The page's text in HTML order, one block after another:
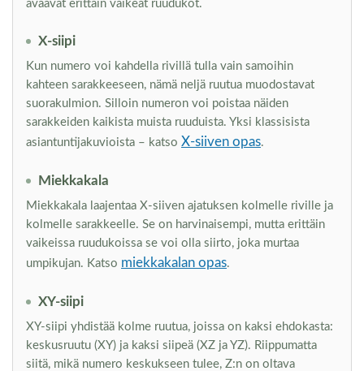
avaavat erittäin vaikeat ruudukot.
X-siipi
Kun numero voi kahdella rivillä tulla vain samoihin
kahteen sarakkeeseen, nämä neljä ruutua muodostavat
suorakulmion. Silloin numeron voi poistaa näiden
sarakkeiden kaikista muista ruuduista. Yksi klassisista
asiantuntijakuvioista – katso X-siiven opas.
Miekkakala
Miekkakala laajentaa X-siiven ajatuksen kolmelle riville ja
kolmelle sarakkeelle. Se on harvinaisempi, mutta erittäin
vaikeissa ruudukoissa se voi olla siirto, joka murtaa
umpikujan. Katso miekkakalan opas.
XY-siipi
XY-siipi yhdistää kolme ruutua, joissa on kaksi ehdokasta:
keskusruutu (XY) ja kaksi siipeä (XZ ja YZ). Riippumatta
siitä, mikä numero keskukseen tulee, Z:n on oltava